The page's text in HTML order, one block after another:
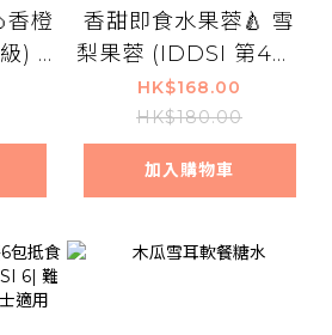
香橙
) 6
香甜即食水果蓉🍐 雪
梨果蓉 (IDDSI 第4級)
6盒裝
HK$168.00
HK$180.00
加入購物車